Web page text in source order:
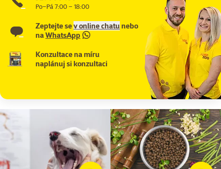
Po–Pá 7:00 – 18:00
Zeptejte sev online chatu nebo
naWhatsApp
Konzultace na míru
naplánuj si konzultaci